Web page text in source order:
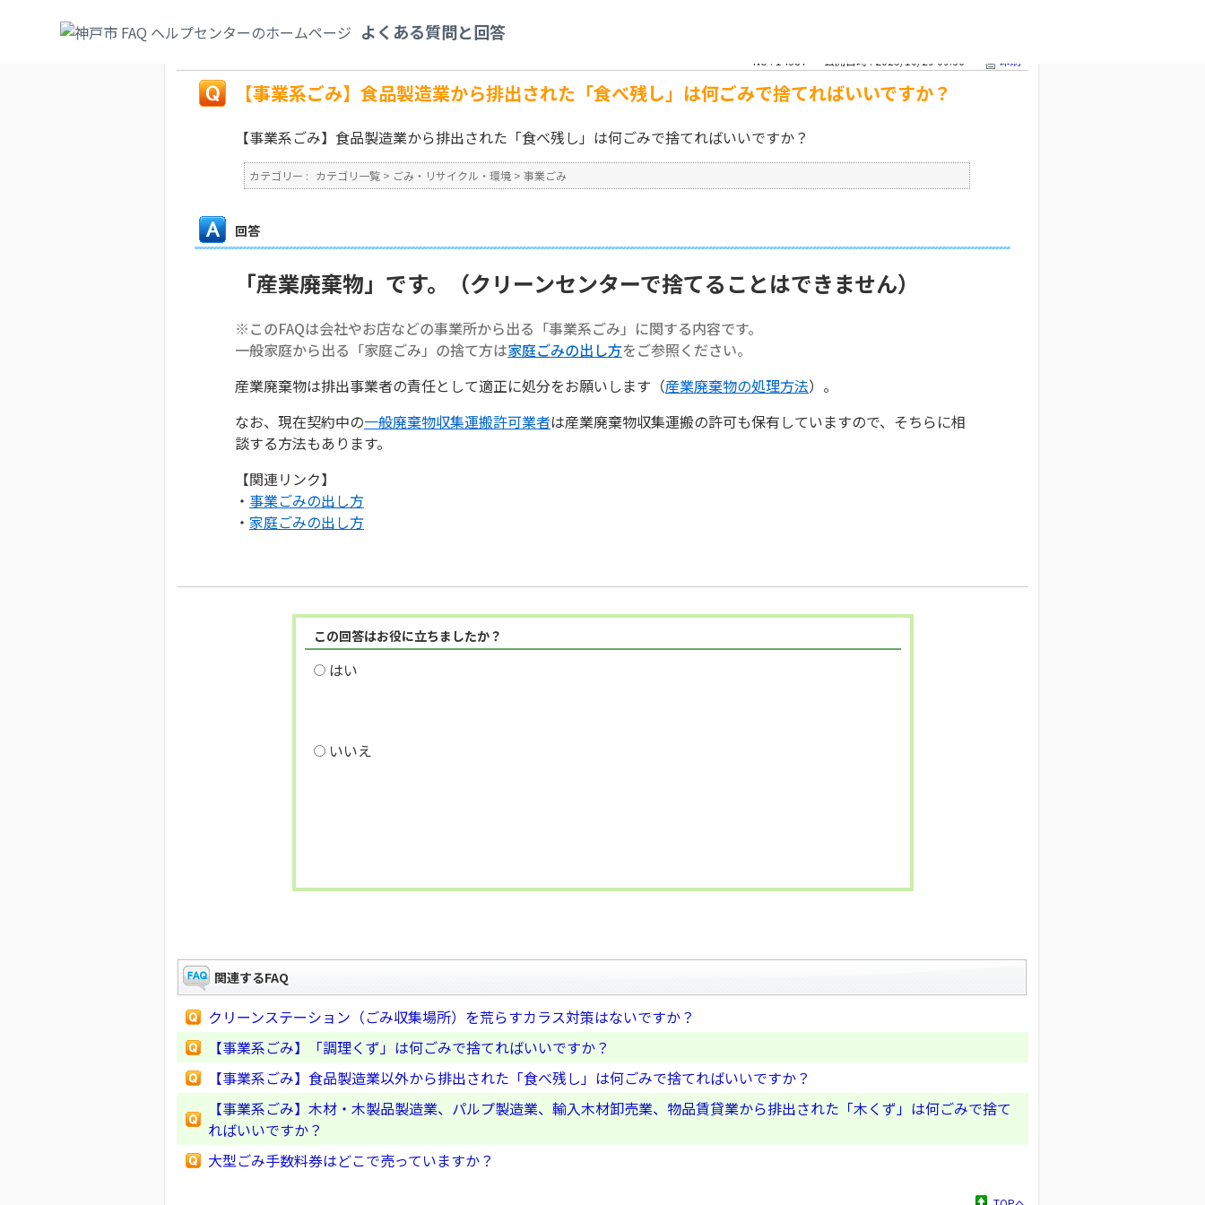
よくある質問と回答
か？
No : 14387 公開日時 : 2025/10/29 09:36 印刷
【事業系ごみ】食品製造業から排出された「食べ残し」は何ごみで捨てればいいですか？
【事業系ごみ】食品製造業から排出された「食べ残し」は何ごみで捨てればいいですか？
カテゴリー : カテゴリ一覧 > ごみ・リサイクル・環境 > 事業ごみ
回答
「産業廃棄物」です。（クリーンセンターで捨てることはできません）
※このFAQは会社やお店などの事業所から出る「事業系ごみ」に関する内容です。
一般家庭から出る「家庭ごみ」の捨て方は家庭ごみの出し方をご参照ください。
産業廃棄物は排出事業者の責任として適正に処分をお願いします（産業廃棄物の処理方法）。
なお、現在契約中の一般廃棄物収集運搬許可業者は産業廃棄物収集運搬の許可も保有していますので、そちらに相
談する方法もあります。
【関連リンク】
・ 事業ごみの出し方
・ 家庭ごみの出し方
この回答はお役に立ちましたか？
はい
いいえ
関連するFAQ
クリーンステーション（ごみ収集場所）を荒らすカラス対策はないですか？
【事業系ごみ】「調理くず」は何ごみで捨てればいいですか？
【事業系ごみ】食品製造業以外から排出された「食べ残し」は何ごみで捨てればいいですか？
【事業系ごみ】木材・木製品製造業、パルプ製造業、輸入木材卸売業、物品賃貸業から排出された「木くず」は何ごみで捨て
ればいいですか？
大型ごみ手数料券はどこで売っていますか？